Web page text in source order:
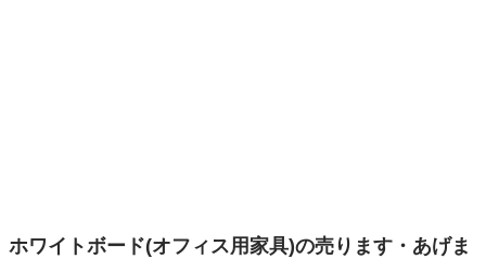
ホワイトボード(オフィス用家具)の売ります・あげま